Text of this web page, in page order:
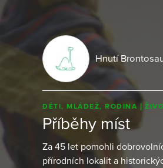
Hnutí
DĚTI, MLÁDEŽ, RODINA
Příběhy míst
Za 45 let pomohli
přírodních lokalit a